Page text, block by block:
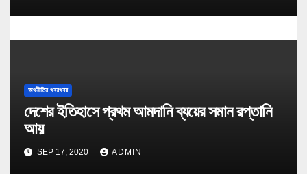
অর্থনীতির খবরখবর
দেশের ইতিহাসে প্রথম আমদানি ব্যয়ের সমান রপ্তানি
আয়
SEP 17, 2020 ADMIN